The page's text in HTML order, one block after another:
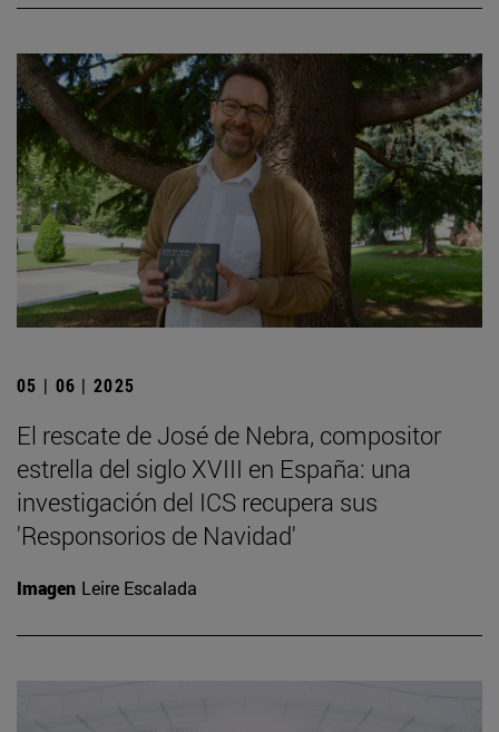
05 | 06 | 2025
El rescate de José de Nebra, compositor
estrella del siglo XVIII en España: una
investigación del ICS recupera sus
'Responsorios de Navidad'
Imagen Leire Escalada